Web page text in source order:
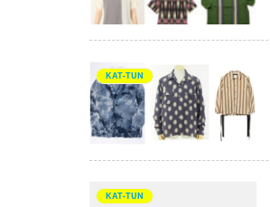
KAT-TUN
KAT-TUN